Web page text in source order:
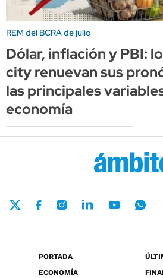
REM del BCRA de julio
Dólar, inflación y PBI:
city renuevan sus
las principales
economía
PORTADA
ECONOMÍA